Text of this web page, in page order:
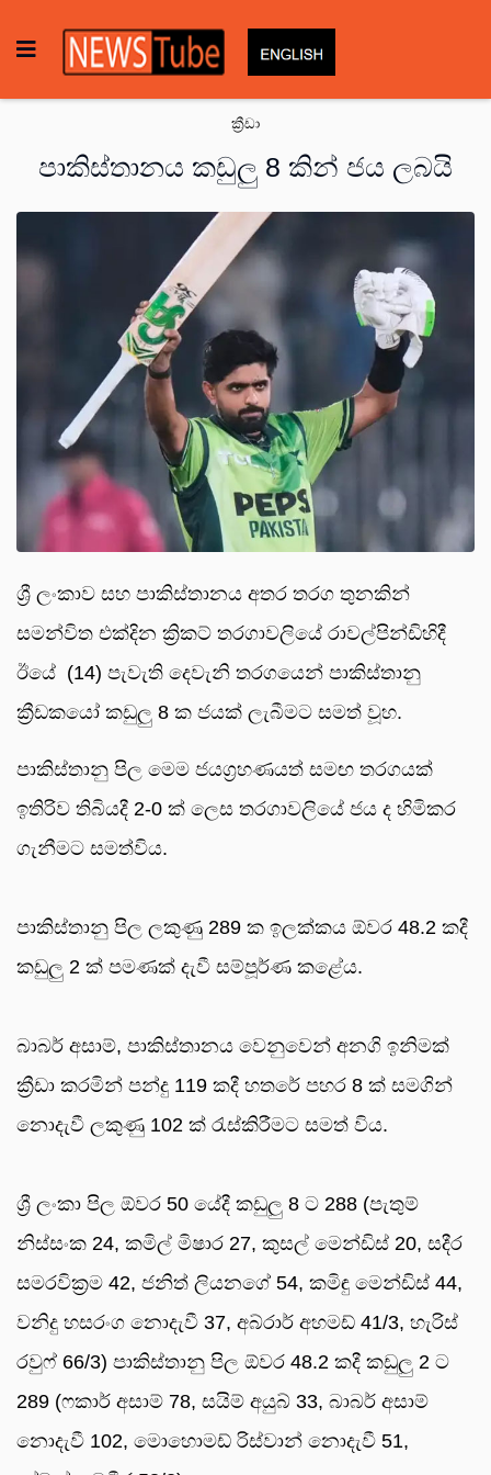
ක්‍රීඩා
පාකිස්තානය කඩුලු 8 කින් ජය ලබයි
ශ්‍රී ලංකාව සහ පාකිස්තානය අතර තරග තුනකින්
සමන්විත එක්දින ක්‍රිකට් තරගාවලියේ රාවල්පින්ඩිහිදී
ඊයේ (14) පැවැති දෙවැනි තරගයෙන් පාකිස්තානු
ක්‍රීඩකයෝ කඩුලු 8 ක ජයක් ලැබීමට සමත් වූහ.
පාකිස්තානු පිල මෙම ජයග්‍රහණයත් සමඟ තරගයක්
ඉතිරිව තිබියදී 2-0 ක් ලෙස තරගාවලියේ ජය ද හිමිකර
ගැනීමට සමත්විය.
පාකිස්තානු පිල ලකුණු 289 ක ඉලක්කය ඕවර 48.2 කදී
කඩුලු 2 ක් පමණක් දැවී සම්පූර්ණ කළේය.
බාබර් අසාම්, පාකිස්තානය වෙනුවෙන් අනගි ඉනිමක්
ක්‍රීඩා කරමින් පන්දු 119 කදී හතරේ පහර 8 ක් සමගින්
නොදැවී ලකුණු 102 ක් රැස්කිරීමට සමත් විය.
ශ්‍රී ලංකා පිල ඕවර 50 යේදී කඩුලු 8 ට 288 (පැතුම්
නිස්සංක 24, කමිල් මිෂාර 27, කුසල් මෙන්ඩිස් 20, සදීර
සමරවික්‍රම 42, ජනිත් ලියනගේ 54, කමිඳු මෙන්ඩිස් 44,
වනිදු හසරංග නොදැවී 37, අබ්රාර් අහමඩ් 41/3, හැරිස්
රවුෆ් 66/3) පාකිස්තානු පිල ඕවර 48.2 කදී කඩුලු 2 ට
289 (ෆකාර් අසාම් 78, සයිම් අයුබ් 33, බාබර් අසාම්
නොදැවී 102, මොහොමඩ් රිස්වාන් නොදැවී 51,